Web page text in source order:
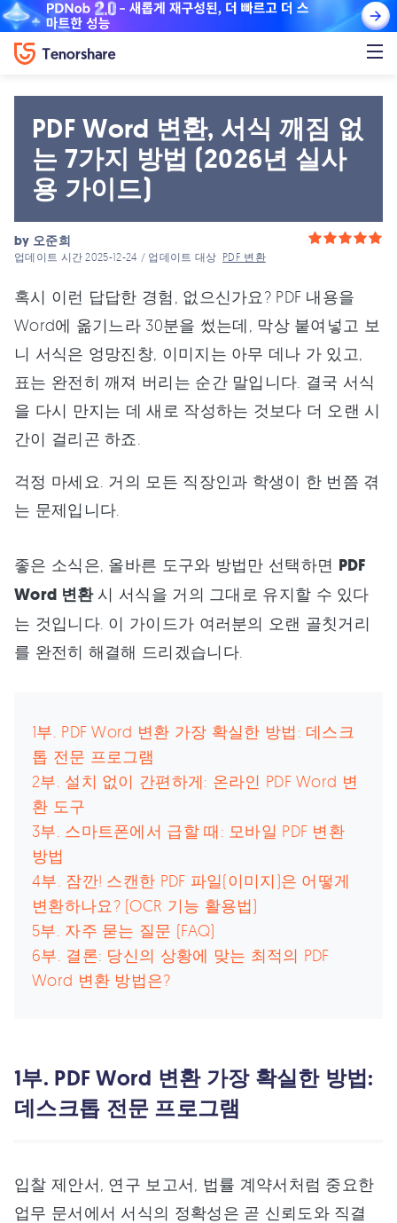
PDF Word 변환, 서식 깨짐 없
는 7가지 방법 (2026년 실사
용 가이드)
by 오준희
업데이트 시간 2025-12-24 / 업데이트 대상 PDF 변환
혹시 이런 답답한 경험, 없으신가요? PDF 내용을
Word에 옮기느라 30분을 썼는데, 막상 붙여넣고 보
니 서식은 엉망진창, 이미지는 아무 데나 가 있고,
표는 완전히 깨져 버리는 순간 말입니다. 결국 서식
을 다시 만지는 데 새로 작성하는 것보다 더 오랜 시
간이 걸리곤 하죠.
걱정 마세요. 거의 모든 직장인과 학생이 한 번쯤 겪
는 문제입니다.
좋은 소식은, 올바른 도구와 방법만 선택하면 PDF
Word 변환시 서식을 거의 그대로 유지할 수 있다
는 것입니다. 이 가이드가 여러분의 오랜 골칫거리
를 완전히 해결해 드리겠습니다.
1부. PDF Word 변환 가장 확실한 방법: 데스크
톱 전문 프로그램
2부. 설치 없이 간편하게: 온라인 PDF Word 변
환 도구
3부. 스마트폰에서 급할 때: 모바일 PDF 변환
방법
4부. 잠깐! 스캔한 PDF 파일(이미지)은 어떻게
변환하나요? (OCR 기능 활용법)
5부. 자주 묻는 질문 (FAQ)
6부. 결론: 당신의 상황에 맞는 최적의 PDF
Word 변환 방법은?
1부. PDF Word 변환 가장 확실한 방법:
데스크톱 전문 프로그램
입찰 제안서, 연구 보고서, 법률 계약서처럼 중요한
업무 문서에서 서식의 정확성은 곧 신뢰도와 직결